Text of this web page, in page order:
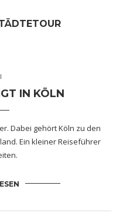
IN KÖLN
Dabei gehört Köln zu den
Ein kleiner Reiseführer